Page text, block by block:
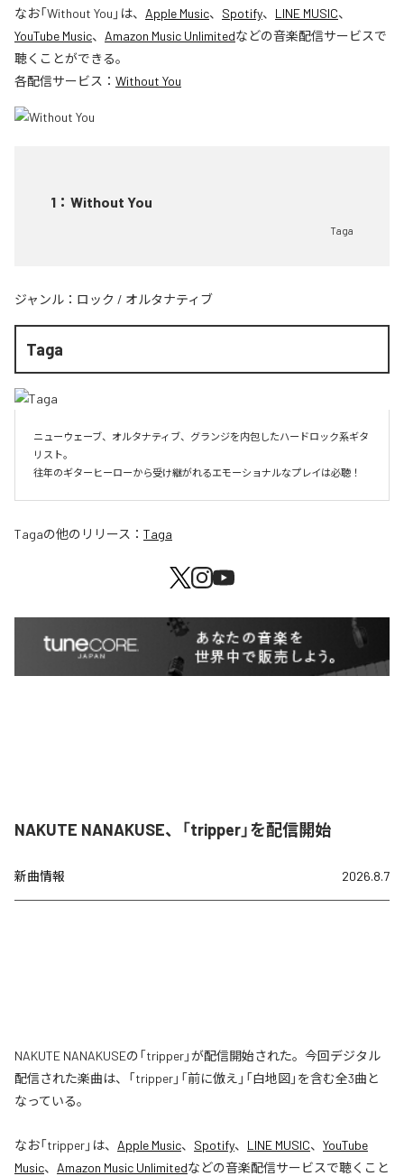
なお「Without You 」は、 Apple Music、 Spotify、 LINE MUSIC、
YouTube Music、 Amazon Music Unlimitedなどの音楽配信サービスで
聴くことができる。
各配信サービス： Without You
1 ： Without You
Taga
ジャンル： ロック / オルタナティブ
Taga
ニューウェーブ、オルタナティブ、グランジを内包したハードロック系ギタ
リスト。
往年のギターヒーローから受け継がれるエモーショナルなプレイは必聴！
Tagaの他のリリース： Taga
NAKUTE NANAKUSE、「tripper」を配信開始
新曲情報 2026.8.7
NAKUTE NANAKUSEの「tripper」が配信開始された。今回デジタル
配信された楽曲は、「tripper」「前に倣え」「白地図」を含む全3曲と
なっている。
なお「tripper」は、 Apple Music、 Spotify、 LINE MUSIC、 YouTube
Music、 Amazon Music Unlimitedなどの音楽配信サービスで聴くこと